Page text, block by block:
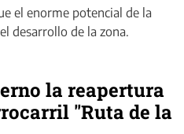
el enorme potencial de la
desarrollo de la zona.
la reapertura
"Ruta de la